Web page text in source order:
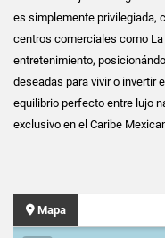
es simplemente privilegiada,
centros comerciales como
entretenimiento,
deseadas para vivir o invertir
equilibrio perfecto entre lujo
exclusivo en el Caribe
Mapa